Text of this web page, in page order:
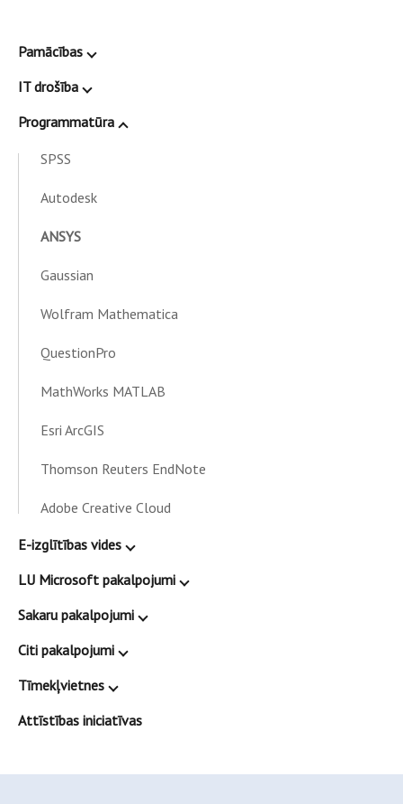
Pamācības
IT drošība
Programmatūra
SPSS
Autodesk
ANSYS
Gaussian
Wolfram Mathematica
QuestionPro
MathWorks MATLAB
Esri ArcGIS
Thomson Reuters EndNote
Adobe Creative Cloud
E-izglītības vides
LU Microsoft pakalpojumi
Sakaru pakalpojumi
Citi pakalpojumi
Tīmekļvietnes
Attīstības iniciatīvas